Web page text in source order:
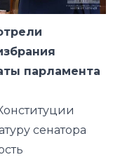
парламента
сенатора